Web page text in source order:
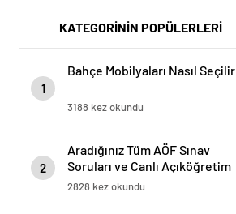
KATEGORİNİN POPÜLERLERİ
1
Bahçe Mobilyaları Nasıl Seçilir
3188 kez okundu
2
Aradığınız Tüm AÖF Sınav
Soruları ve Canlı Açıköğretim
Forumu Burada
2828 kez okundu